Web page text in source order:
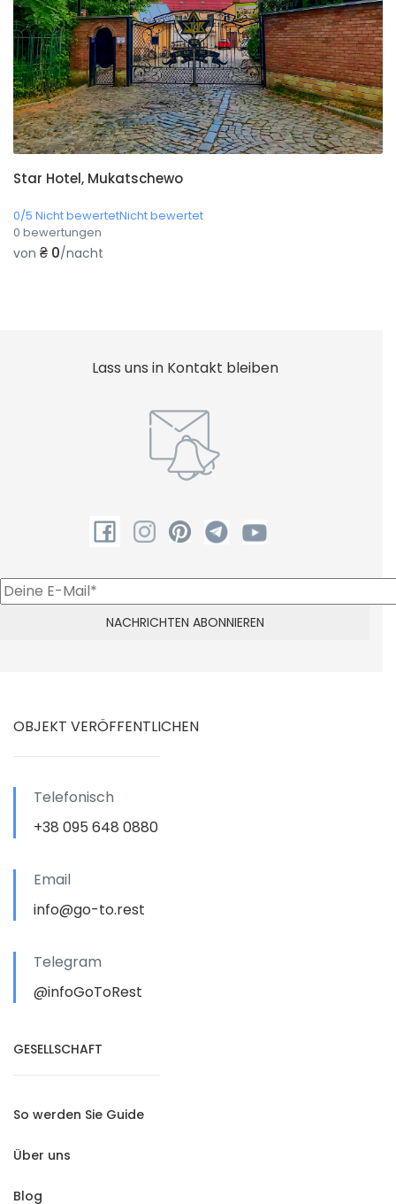
Star Hotel, Mukatschewo
0/5 Nicht bewertetNicht bewertet
0 bewertungen
von ₴ 0/nacht
Lass uns in Kontakt bleiben
OBJEKT VERÖFFENTLICHEN
Telefonisch
+38 095 648 0880
Email
info@go-to.rest
Telegram
@infoGoToRest
GESELLSCHAFT
So werden Sie Guide
Über uns
Blog